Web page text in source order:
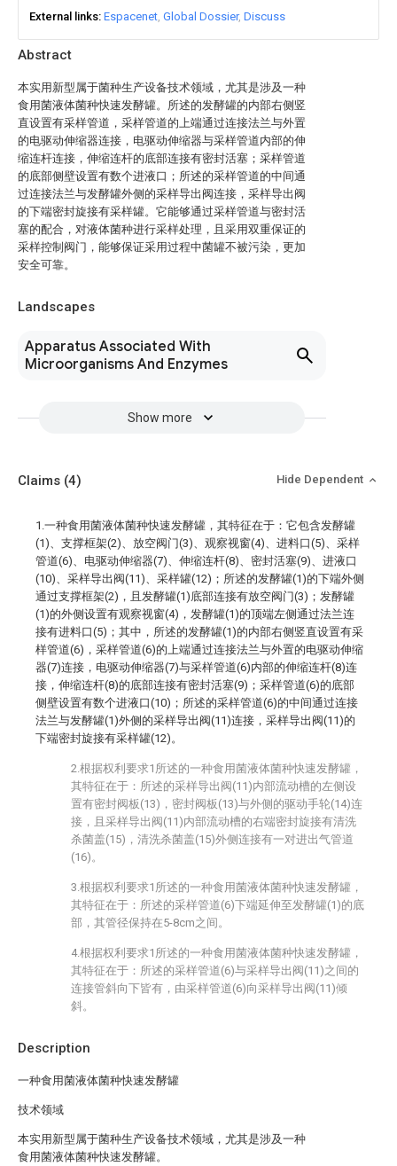
Abstract
本实用新型属于菌种生产设备技术领域，尤其是涉及一种
食用菌液体菌种快速发酵罐。所述的发酵罐的内部右侧竖
直设置有采样管道，采样管道的上端通过连接法兰与外置
的电驱动伸缩器连接，电驱动伸缩器与采样管道内部的伸
缩连杆连接，伸缩连杆的底部连接有密封活塞；采样管道
的底部侧壁设置有数个进液口；所述的采样管道的中间通
过连接法兰与发酵罐外侧的采样导出阀连接，采样导出阀
的下端密封旋接有采样罐。它能够通过采样管道与密封活
塞的配合，对液体菌种进行采样处理，且采用双重保证的
采样控制阀门，能够保证采用过程中菌罐不被污染，更加
安全可靠。
Landscapes
Apparatus Associated With
Microorganisms And Enzymes
Show more
External links Espacenet Global Dossier Discuss
Description
一种食用菌液体菌种快速发酵罐
技术领域
本实用新型属于菌种生产设备技术领域，尤其是涉及一种
食用菌液体菌种快速发酵罐。
Claims (4) Hide Dependent
1.一种食用菌液体菌种快速发酵罐，其特征在于：它包含发酵罐
(1)、支撑框架(2)、放空阀门(3)、观察视窗(4)、进料口(5)、采样
管道(6)、电驱动伸缩器(7)、伸缩连杆(8)、密封活塞(9)、进液口
(10)、采样导出阀(11)、采样罐(12)；所述的发酵罐(1)的下端外侧
通过支撑框架(2)，且发酵罐(1)底部连接有放空阀门(3)；发酵罐
(1)的外侧设置有观察视窗(4)，发酵罐(1)的顶端左侧通过法兰连
接有进料口(5)；其中，所述的发酵罐(1)的内部右侧竖直设置有采
样管道(6)，采样管道(6)的上端通过连接法兰与外置的电驱动伸缩
器(7)连接，电驱动伸缩器(7)与采样管道(6)内部的伸缩连杆(8)连
接，伸缩连杆(8)的底部连接有密封活塞(9)；采样管道(6)的底部
侧壁设置有数个进液口(10)；所述的采样管道(6)的中间通过连接
法兰与发酵罐(1)外侧的采样导出阀(11)连接，采样导出阀(11)的
下端密封旋接有采样罐(12)。
2.根据权利要求1所述的一种食用菌液体菌种快速发酵罐，
其特征在于：所述的采样导出阀(11)内部流动槽的左侧设
置有密封阀板(13)，密封阀板(13)与外侧的驱动手轮(14)连
接，且采样导出阀(11)内部流动槽的右端密封旋接有清洗
杀菌盖(15)，清洗杀菌盖(15)外侧连接有一对进出气管道
(16)。
3.根据权利要求1所述的一种食用菌液体菌种快速发酵罐，
其特征在于：所述的采样管道(6)下端延伸至发酵罐(1)的底
部，其管径保持在5-8cm之间。
4.根据权利要求1所述的一种食用菌液体菌种快速发酵罐，
其特征在于：所述的采样管道(6)与采样导出阀(11)之间的
连接管斜向下皆有，由采样管道(6)向采样导出阀(11)倾
斜。